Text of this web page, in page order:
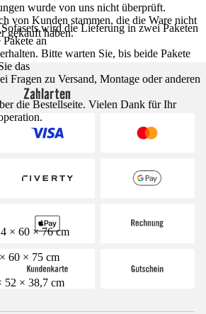
wird die Lieferung in zwei Paketen
an
Bitte warten Sie, bis beide Pakete
das
Fragen zu Versand, Montage oder anderen
die Bestellseite. Vielen Dank für Ihr
× 60 × 76 cm
60 × 75 cm
52 × 38,7 cm
wurde von uns nicht überprüft.
von Kunden stammen, die die Ware nicht
gekauft haben.
Zahlarten